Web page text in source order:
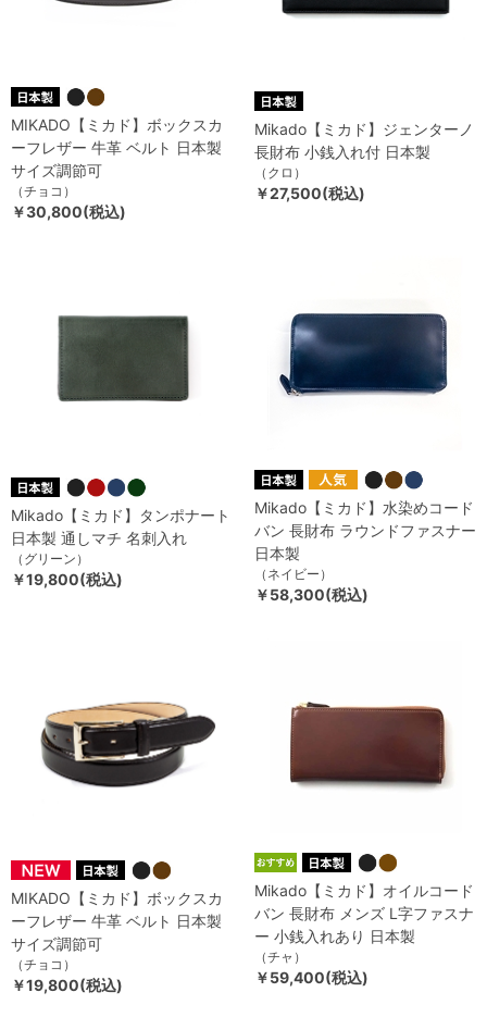
MIKADO【ミカド】ボックスカ
ーフレザー 牛革 ベルト 日本製
サイズ調節可
（チョコ）
￥30,800(税込)
Mikado【ミカド】ジェンターノ
長財布 小銭入れ付 日本製
（クロ）
￥27,500(税込)
Mikado【ミカド】タンポナート
日本製 通しマチ 名刺入れ
（グリーン）
￥19,800(税込)
Mikado【ミカド】水染めコード
バン 長財布 ラウンドファスナー
日本製
（ネイビー）
￥58,300(税込)
MIKADO【ミカド】ボックスカ
ーフレザー 牛革 ベルト 日本製
サイズ調節可
（チョコ）
￥19,800(税込)
Mikado【ミカド】オイルコード
バン 長財布 メンズ L字ファスナ
ー 小銭入れあり 日本製
（チャ）
￥59,400(税込)